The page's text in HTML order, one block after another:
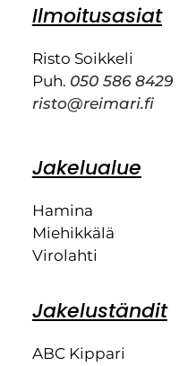
Ilmoitusasiat
Risto Soikkeli
Puh. 050 586 8429
risto@reimari.fi
Jakelualue
Hamina
Miehikkälä
Virolahti
Jakeluständit
ABC Kippari